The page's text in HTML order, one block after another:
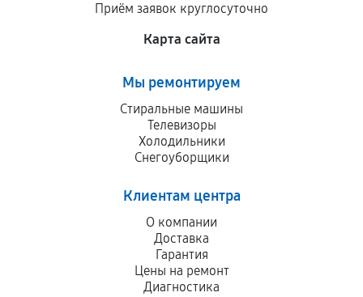
Приём заявок круглосуточно
Карта сайта
Мы ремонтируем
Стиральные машины
Телевизоры
Холодильники
Снегоуборщики
Клиентам центра
О компании
Доставка
Гарантия
Цены на ремонт
Диагностика